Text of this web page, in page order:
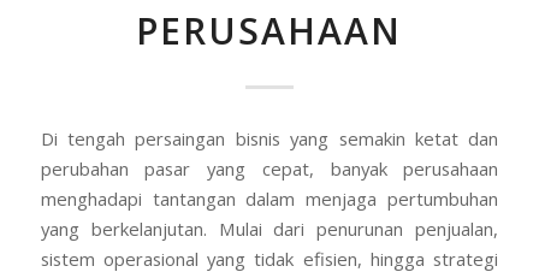
PERUSAHAAN
Di tengah persaingan bisnis yang semakin ketat dan
perubahan pasar yang cepat, banyak perusahaan
menghadapi tantangan dalam menjaga pertumbuhan
yang berkelanjutan. Mulai dari penurunan penjualan,
sistem operasional yang tidak efisien, hingga strategi